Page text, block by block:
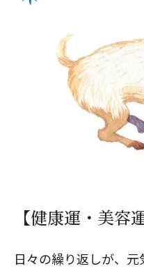
【健康運・美容
日々の繰り返しが、